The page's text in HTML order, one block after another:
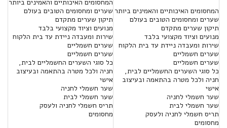
המחסומים האיכותיים והאמינים ביותר
שערים ומחסומים הטובים בעולם
תיקון שערים מתקדם
מנועים וציוד מקצועי בלבד
שירות ומעבדה ניידת עד בית הלקוח
שערים חשמליים
שערים חשמליים
כל סוגי השערים החשמליים לבית,
חניה ולכל מטרה בהתאמה ובעיצוב
אישי
שער חשמלי לחניה
שער חשמלי לבית
תריס חשמלי לחניה ולעסק
מחסומים
המחסומים האיכותיים והאמינים ביותר
שערים ומחסומים הטובים בעולם
תיקון שערים מתקדם
מנועים וציוד מקצועי בלבד
שירות ומעבדה ניידת עד בית הלקוח
שערים חשמליים
שערים חשמליים
כל סוגי השערים החשמליים לבית,
חניה ולכל מטרה בהתאמה ובעיצוב
אישי
שער חשמלי לחניה
שער חשמלי לבית
תריס חשמלי לחניה ולעסק
מחסומים